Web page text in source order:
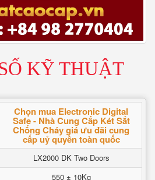
KỸ THUẬT
Chọn mua Electronic Digital
Safe - Nhà Cung Cấp Két Sắt
Chống Cháy giá ưu đãi cung
cấp uỷ quyền toàn quốc
LX2000 DK Two Doors
550 ± 10Kg